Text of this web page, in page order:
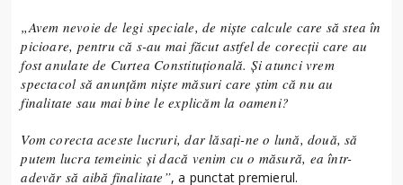
„Avem nevoie de legi speciale, de nişte calcule care să stea în
picioare, pentru că s-au mai făcut astfel de corecţii care au
fost anulate de Curtea Constituţională. Şi atunci vrem
spectacol să anunţăm nişte măsuri care ştim că nu au
finalitate sau mai bine le explicăm la oameni?
Vom corecta aceste lucruri, dar lăsaţi-ne o lună, două, să
putem lucra temeinic şi dacă venim cu o măsură, ea într-
adevăr să aibă finalitate”, a punctat premierul.